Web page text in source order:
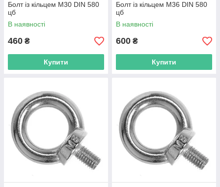
Болт із кільцем М30 DIN 580
цб
В наявності
460 ₴
Купити
Болт із кільцем М36 DIN 580
цб
В наявності
600 ₴
Купити